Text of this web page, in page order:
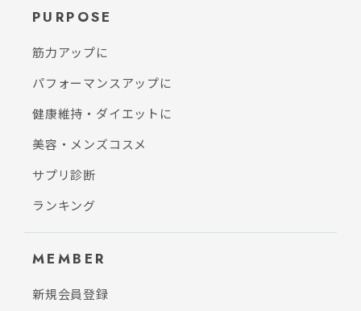
PURPOSE
筋力アップに
パフォーマンスアップに
健康維持・ダイエットに
美容・メンズコスメ
サプリ診断
ランキング
MEMBER
新規会員登録